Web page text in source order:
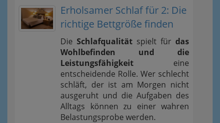
Erholsamer Schlaf für 2: Die
richtige Bettgröße finden
Die Schlafqualität spielt für das
Wohlbefinden und die
Leistungsfähigkeit eine
entscheidende Rolle. Wer schlecht
schläft, der ist am Morgen nicht
ausgeruht und die Aufgaben des
Alltags können zu einer wahren
Belastungsprobe werden.